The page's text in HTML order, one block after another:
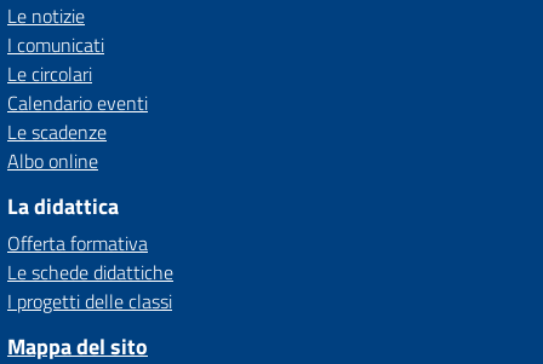
Le notizie
I comunicati
Le circolari
Calendario eventi
Le scadenze
Albo online
La didattica
Offerta formativa
Le schede didattiche
I progetti delle classi
Mappa del sito